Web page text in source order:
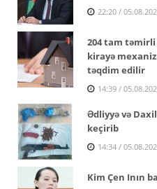
22:20 /
204 tam
kirayə
təqdim edilir
14:39 /
Ədliyyə və
keçirib
14:34 /
Kim Çen Inın